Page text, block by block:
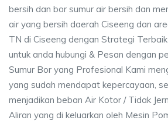
bersih dan bor sumur air bersih dan
air yang bersih daerah Ciseeng dan
TN di Ciseeng dengan Strategi
untuk anda hubungi & Pesan dengan
Sumur Bor yang Profesional Kami
yang sudah mendapat kepercayaan,
menjadikan beban Air Kotor / Tidak
Aliran yang di keluarkan oleh Mesin